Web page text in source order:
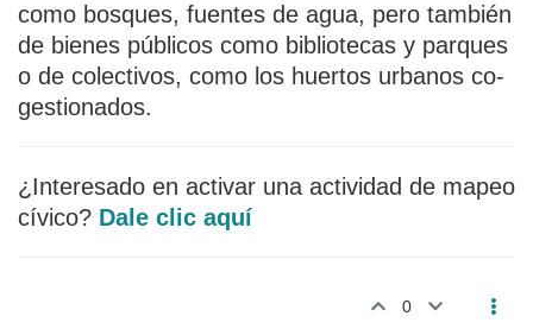
como bosques, fuentes de agua, pero también
de bienes públicos como bibliotecas y parques
o de colectivos, como los huertos urbanos co-
gestionados.
¿Interesado en activar una actividad de mapeo
cívico? Dale clic aquí
0